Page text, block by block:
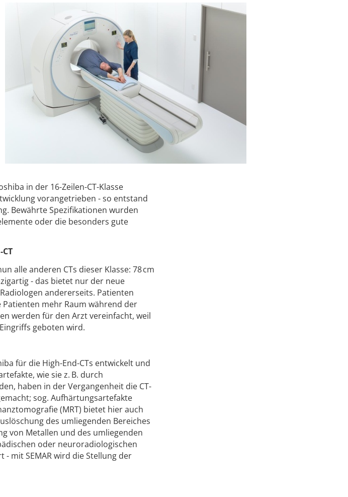
in der 16-Zeilen-CT-Klasse
vorangetrieben - so entstand
Bewährte Spezifikationen wurden
oder die besonders gute
alle anderen CTs dieser Klasse: 78 cm
- das bietet nur der neue
andererseits. Patienten
mehr Raum während der
werden für den Arzt vereinfacht, weil
geboten wird.
für die High-End-CTs entwickelt und
wie sie z. B. durch
haben in der Vergangenheit die CT-
sog. Aufhärtungsartefakte
(MRT) bietet hier auch
des umliegenden Bereiches
von Metallen und des umliegenden
oder neuroradiologischen
mit SEMAR wird die Stellung der